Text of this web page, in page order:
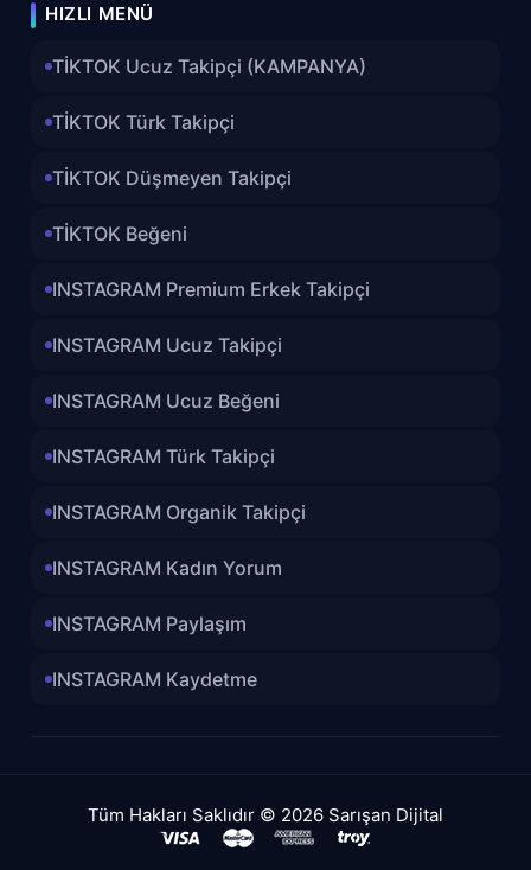
HIZLI MENÜ
TİKTOK Ucuz Takipçi (KAMPANYA)
TİKTOK Türk Takipçi
TİKTOK Düşmeyen Takipçi
TİKTOK Beğeni
INSTAGRAM Premium Erkek Takipçi
INSTAGRAM Ucuz Takipçi
INSTAGRAM Ucuz Beğeni
INSTAGRAM Türk Takipçi
INSTAGRAM Organik Takipçi
INSTAGRAM Kadın Yorum
INSTAGRAM Paylaşım
INSTAGRAM Kaydetme
Tüm Hakları Saklıdır © 2026 Sarışan Dijital